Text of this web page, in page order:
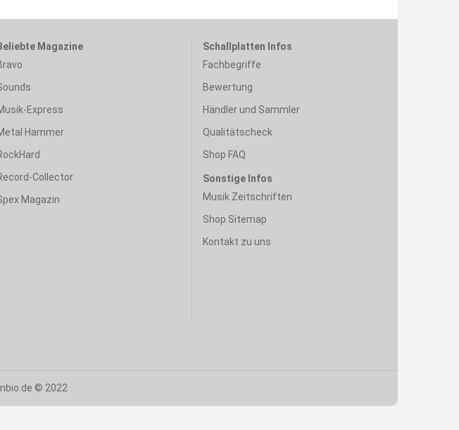
Magazine
Express
Hammer
Collector
Magazin
Schallplatten Infos
Fachbegriffe
Bewertung
Händler und Sammler
Qualitätscheck
Shop FAQ
Sonstige Infos
Musik Zeitschriften
Shop Sitemap
Kontakt zu uns
© 2022